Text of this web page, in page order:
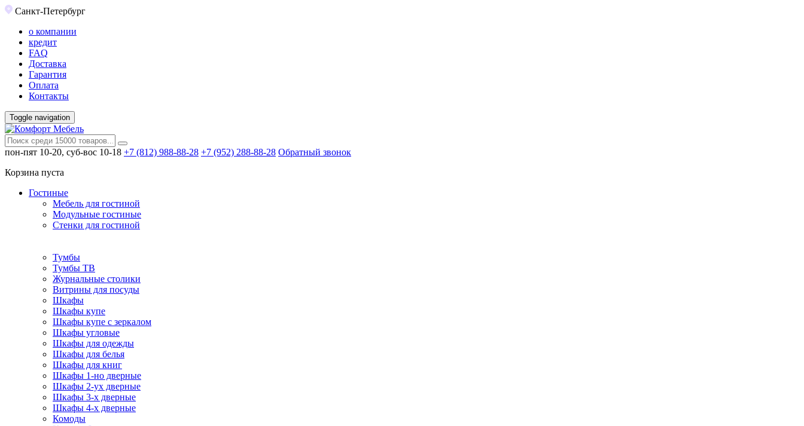
Санкт-Петербург
о компании
кредит
FAQ
Доставка
Гарантия
Оплата
Контакты
Toggle navigation
пон-пят 10-20, суб-вос 10-18 +7 (812) 988-88-28 +7 (952) 288-88-28 Обратный звонок
Корзина пуста
Гостиные
Мебель для гостиной
Модульные гостиные
Стенки для гостиной
Тумбы
Тумбы ТВ
Журнальные столики
Витрины для посуды
Шкафы
Шкафы купе
Шкафы купе с зеркалом
Шкафы угловые
Шкафы для одежды
Шкафы для белья
Шкафы для книг
Шкафы 1-но дверные
Шкафы 2-ух дверные
Шкафы 3-х дверные
Шкафы 4-х дверные
Комоды